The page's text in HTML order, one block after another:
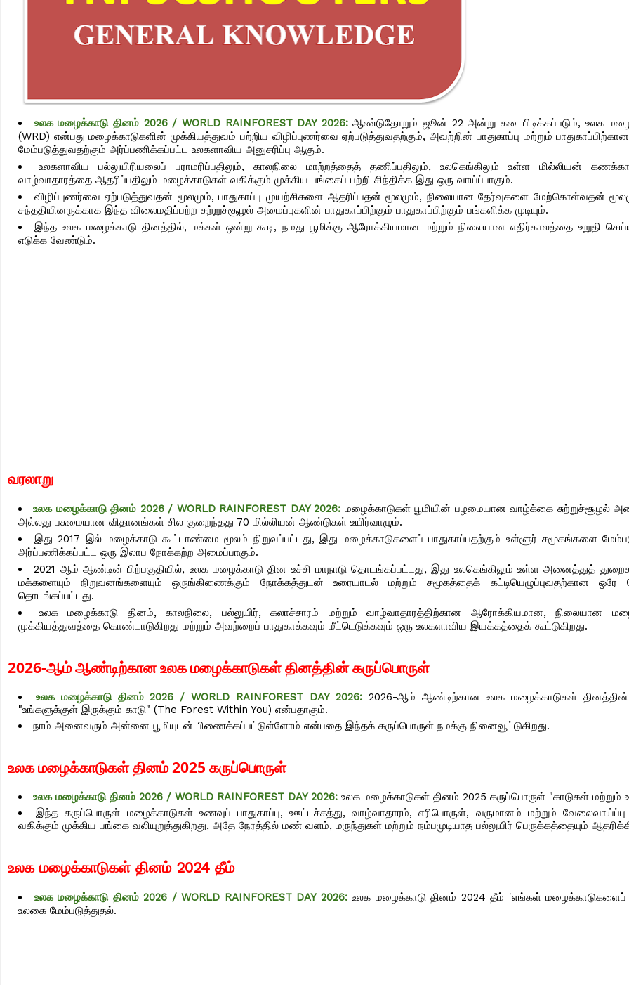
உலக மழைக்காடு தினம் 2026 / WORLD RAINFOREST DAY 2026:ஆண்டுதோறும் ஜூன் 22 அன்று கடைபிடிக்கப்படும், உலக
(WRD) என்பது மழைக்காடுகளின் முக்கியத்துவம் பற்றிய விழிப்புணர்வை ஏற்படுத்துவதற்கும், அவற்றின் பாதுகாப்பு மற்றும்
மேம்படுத்துவதற்கும் அர்ப்பணிக்கப்பட்ட உலகளாவிய அனுசரிப்பு ஆகும்.
உலகளாவிய பல்லுயிரியலைப் பராமரிப்பதிலும், காலநிலை மாற்றத்தைத் தணிப்பதிலும், உலகெங்கிலும் உள்ள மில்லியன்
வாழ்வாதாரத்தை ஆதரிப்பதிலும் மழைக்காடுகள் வகிக்கும் முக்கிய பங்கைப் பற்றி சிந்திக்க இது ஒரு வாய்ப்பாகும்.
விழிப்புணர்வை ஏற்படுத்துவதன் மூலமும், பாதுகாப்பு முயற்சிகளை ஆதரிப்பதன் மூலமும், நிலையான தேர்வுகளை மேற்கொள்வதன்
சந்ததியினருக்காக இந்த விலைமதிப்பற்ற சுற்றுச்சூழல் அமைப்புகளின் பாதுகாப்பிற்கும் பாதுகாப்பிற்கும் பங்களிக்க முடியும்.
இந்த உலக மழைக்காடு தினத்தில், மக்கள் ஒன்று கூடி, நமது பூமிக்கு ஆரோக்கியமான மற்றும் நிலையான எதிர்காலத்தை உறுதி
எடுக்க வேண்டும்.
வரலாறு
உலக மழைக்காடு தினம் 2026 / WORLD RAINFOREST DAY 2026: மழைக்காடுகள் பூமியின் பழமையான வாழ்க்கை சுற்றுச்சூழல்
அல்லது பசுமையான விதானங்கள் சில குறைந்தது 70 மில்லியன் ஆண்டுகள் உயிர்வாழும்.
இது 2017 இல் மழைக்காடு கூட்டாண்மை மூலம் நிறுவப்பட்டது, இது மழைக்காடுகளைப் பாதுகாப்பதற்கும் உள்ளூர் சமூகங்களை
அர்ப்பணிக்கப்பட்ட ஒரு இலாப நோக்கற்ற அமைப்பாகும்.
2021 ஆம் ஆண்டின் பிற்பகுதியில், உலக மழைக்காடு தின உச்சி மாநாடு தொடங்கப்பட்டது, இது உலகெங்கிலும் உள்ள அனைத்துத்
மக்களையும் நிறுவனங்களையும் ஒருங்கிணைக்கும் நோக்கத்துடன் உரையாடல் மற்றும் சமூகத்தைக் கட்டியெழுப்புவதற்கான ஒரே
தொடங்கப்பட்டது.
உலக மழைக்காடு தினம், காலநிலை, பல்லுயிர், கலாச்சாரம் மற்றும் வாழ்வாதாரத்திற்கான ஆரோக்கியமான, நிலையான
முக்கியத்துவத்தை கொண்டாடுகிறது மற்றும் அவற்றைப் பாதுகாக்கவும் மீட்டெடுக்கவும் ஒரு உலகளாவிய இயக்கத்தைக் கூட்டுகிறது.
2026-ஆம் ஆண்டிற்கான உலக மழைக்காடுகள் தினத்தின் கருப்பொருள்
உலக மழைக்காடு தினம் 2026 / WORLD RAINFOREST DAY 2026: 2026-ஆம் ஆண்டிற்கான உலக மழைக்காடுகள் தினத்தின்
"உங்களுக்குள் இருக்கும் காடு" (The Forest Within You) என்பதாகும்.
நாம் அனைவரும் அன்னை பூமியுடன் பிணைக்கப்பட்டுள்ளோம் என்பதை இந்தக் கருப்பொருள் நமக்கு நினைவூட்டுகிறது.
உலக மழைக்காடுகள் தினம் 2025 கருப்பொருள்
உலக மழைக்காடு தினம் 2026 / WORLD RAINFOREST DAY 2026: உலக மழைக்காடுகள் தினம் 2025 கருப்பொருள் "காடுகள் மற்றும்
இந்த கருப்பொருள் மழைக்காடுகள் உணவுப் பாதுகாப்பு, ஊட்டச்சத்து, வாழ்வாதாரம், எரிபொருள், வருமானம் மற்றும்
வகிக்கும் முக்கிய பங்கை வலியுறுத்துகிறது, அதே நேரத்தில் மண் வளம், மருந்துகள் மற்றும் நம்பமுடியாத பல்லுயிர் பெருக்கத்தையும்
உலக மழைக்காடுகள் தினம் 2024 தீம்
உலக மழைக்காடு தினம் 2026 / WORLD RAINFOREST DAY 2026:உலக மழைக்காடு தினம் 2024 தீம் 'எங்கள் மழைக்காடுகளைப்
உலகை மேம்படுத்துதல்.